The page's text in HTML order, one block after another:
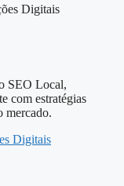
SEO Local,
com estratégias
mercado.